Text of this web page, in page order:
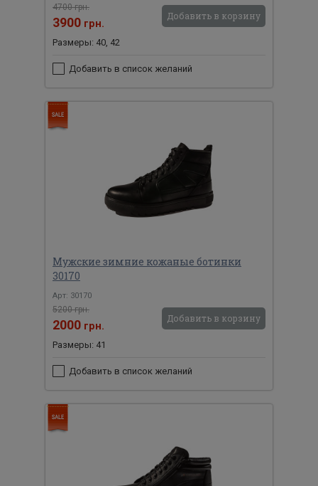
4700 грн.
3900 грн.
Добавить в корзину
Размеры: 40, 42
Добавить в список желаний
Мужские зимние кожаные ботинки
30170
Арт: 30170
5200 грн.
2000 грн.
Добавить в корзину
Размеры: 41
Добавить в список желаний